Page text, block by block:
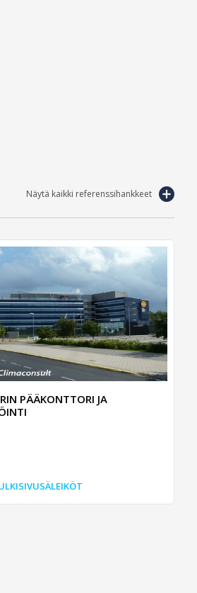
Näytä kaikki referenssihankkeet
PÄÄKONTTORI JA